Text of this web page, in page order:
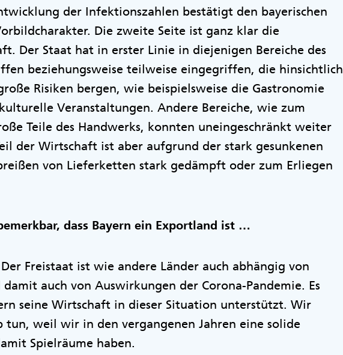
der Infektionszahlen bestätigt den bayerischen
Die zweite Seite ist ganz klar die
Der Staat hat in erster Linie in diejenigen Bereiche des
beziehungsweise teilweise eingegriffen, die hinsichtlich
Risiken bergen, wie beispielsweise die Gastronomie
Veranstaltungen. Andere Bereiche, wie zum
Teile des Handwerks, konnten uneingeschränkt weiter
der Wirtschaft ist aber aufgrund der stark gesunkenen
von Lieferketten stark gedämpft oder zum Erliegen
dass Bayern ein Exportland ist …
Freistaat ist wie andere Länder auch abhängig von
auch von Auswirkungen der Corona-Pandemie. Es
seine Wirtschaft in dieser Situation unterstützt. Wir
tun, weil wir in den vergangenen Jahren eine solide
Spielräume haben.